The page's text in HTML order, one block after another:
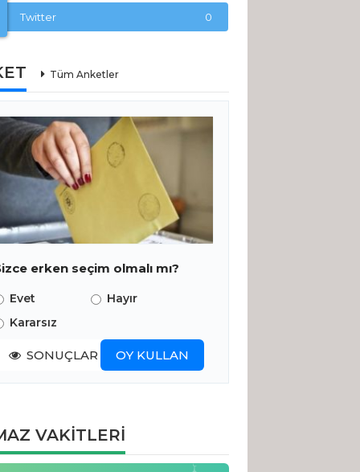
Twitter 0
Tüm Anketler
erken seçim olmalı mı?
Evet
Hayır
Kararsız
SONUÇLAR OY KULLAN
VAKİTLERİ